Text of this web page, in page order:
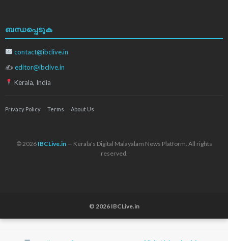
ബന്ധപ്പെടുക
contact@ibclive.in
✍ editor@ibclive.in
Kerala, India
Privacy Policy Terms About Us
© 2026 IBCLive.in— Kerala's Digital Malayalam News Platform. All rights
reserved.
© 2026 IBCLive.in